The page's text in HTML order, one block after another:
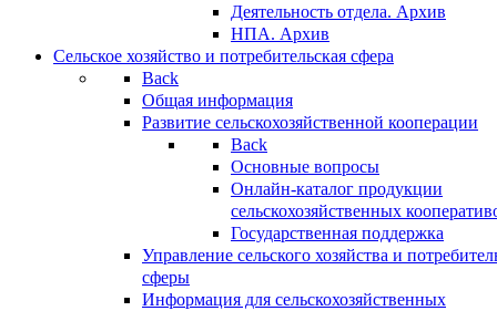
Деятельность отдела. Архив
НПА. Архив
Сельское хозяйство и потребительская сфера
Back
Общая информация
Развитие сельскохозяйственной кооперации
Back
Основные вопросы
Онлайн-каталог продукции
сельскохозяйственных
Государственная поддержка
Управление сельского хозяйства и
сферы
Информация для сельскохозяйственных